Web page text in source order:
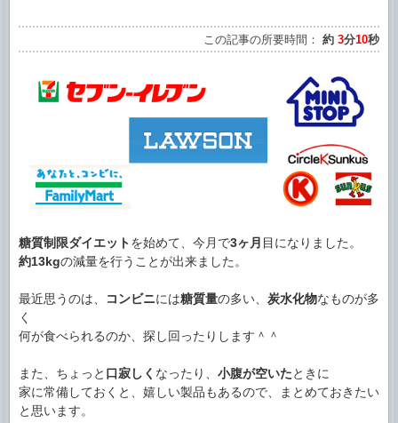
この記事の所要時間： 約 3分10秒
糖質制限ダイエットを始めて、今月で3ヶ月 目になりました。
約13kgの減量を行うことが出来ました。
最近思うのは、 コンビニには糖質量の多い、 炭水化物なものが多
く
何が食べられるのか、探し回ったりします＾＾
また、ちょっと 口寂しく なったり、 小腹が空いたときに
家に常備しておくと、嬉しい製品もあるので、まとめておきたい
と思います。